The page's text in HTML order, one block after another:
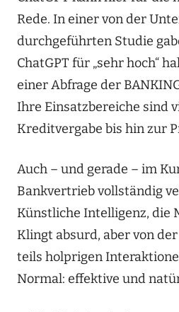
Rede. In einer von der
durchgeführten Studie
ChatGPT für „sehr hoch“
einer Abfrage der
Ihre Einsatzbereiche sind
Kreditvergabe bis hin zur
Auch – und gerade – im
Bankvertrieb vollständig
Künstliche Intelligenz, die
Klingt absurd, aber von
teils holprigen
Normal: effektive und